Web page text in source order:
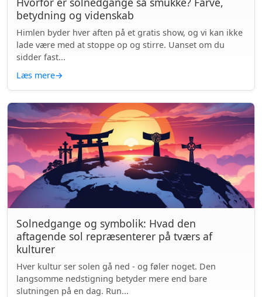
betydning og videnskab
Himlen byder hver aften på et gratis show, og vi kan ikke
lade være med at stoppe op og stirre. Uanset om du
sidder fast...
Læs mere→
Solnedgange og symbolik: Hvad den
aftagende sol repræsenterer på tværs af
kulturer
Hver kultur ser solen gå ned - og føler noget. Den
langsomme nedstigning betyder mere end bare
slutningen på en dag. Run...